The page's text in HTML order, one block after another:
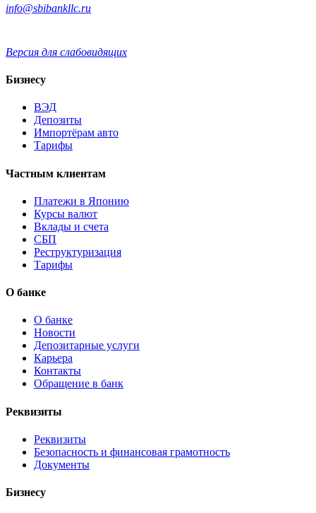
info@sbibankllc.ru
Версия для слабовидящих
Бизнесу
ВЭД
Депозиты
Импортёрам авто
Тарифы
Частным клиентам
Платежи в Японию
Курсы валют
Вклады и счета
СБП
Реструктуризация
Тарифы
О банке
О банке
Новости
Депозитарные услуги
Карьера
Контакты
Обращение в банк
Реквизиты
Реквизиты
Безопасность и финансовая грамотность
Документы
Бизнесу